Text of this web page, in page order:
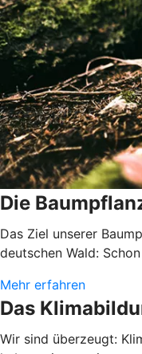
Die
Das Ziel unserer
deutschen Wald:
Mehr erfahren
Das
Wir sind überzeugt: